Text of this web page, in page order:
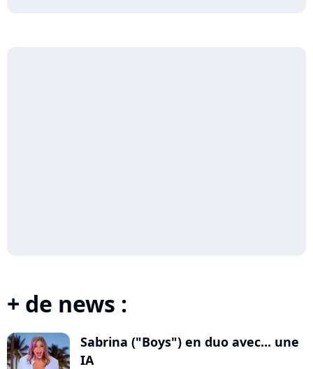
+ de news :
Sabrina ("Boys") en duo avec... une
IA